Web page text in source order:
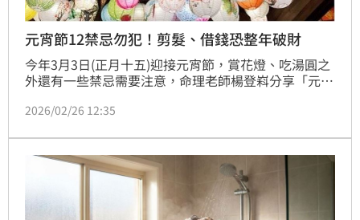
元宵節12禁忌勿犯！剪髮、借錢恐整年破財
今年3月3日(正月十五)迎接元宵節，賞花燈、吃湯圓之
外還有一些禁忌需要注意，命理老師楊登嵙分享「元宵
錢和穿破衣，以免影響財運、整年破財！（賴俊佑）
2026/02/26 12:35